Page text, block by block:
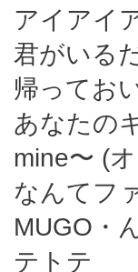
アイアイ
君がいる
帰ってお
あなたの
mine〜 (
なんてフ
MUGO・
テトテ